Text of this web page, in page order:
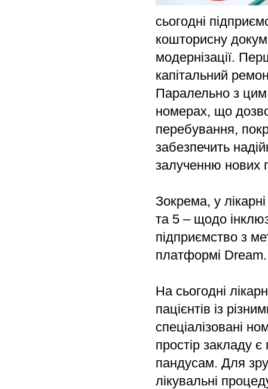
сьогодні
кошторисну
модернізації.
капітальний
Паралельно з цим
номерах, що
перебування,
забезпечить
залученню нових
Зокрема, у
та 5 – щодо
підприємство з
платформі Dream.
На сьогодні
пацієнтів із
спеціалізовані
простір закладу
пандусам. Для
лікувальні